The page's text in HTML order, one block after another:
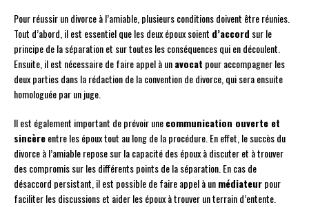
Pour réussir un divorce à l’amiable, plusieurs conditions doivent être réunies.
Tout d’abord, il est essentiel que les deux époux soient d’accord sur le
principe de la séparation et sur toutes les conséquences qui en découlent.
Ensuite, il est nécessaire de faire appel à unavocat pour accompagner les
deux parties dans la rédaction de la convention de divorce, qui sera ensuite
homologuée par un juge.
Il est également important de prévoir unecommunication ouverte et
sincèreentre les époux tout au long de la procédure. En effet, le succès du
divorce à l’amiable repose sur la capacité des époux à discuter et à trouver
des compromis sur les différents points de la séparation. En cas de
désaccord persistant, il est possible de faire appel à unmédiateurpour
faciliter les discussions et aider les époux à trouver un terrain d’entente.